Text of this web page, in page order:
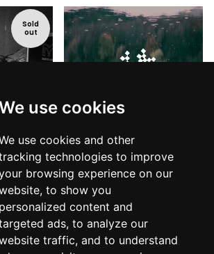
use cookies
use cookies and other
technologies to improve
browsing experience on our
to show you
personalized content and
ads, to analyze our
traffic, and to understand
Sold
out
morti
(CD)
Erio - Für El (CD)
12,90€